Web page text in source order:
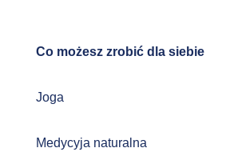
Co możesz zrobić dla siebie
Joga
Medycyja naturalna